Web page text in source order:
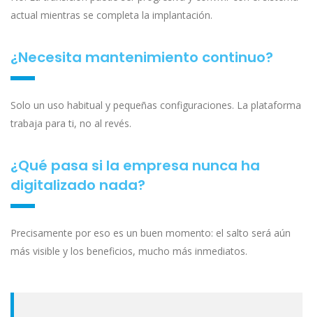
actual mientras se completa la implantación.
¿Necesita mantenimiento continuo?
Solo un uso habitual y pequeñas configuraciones. La plataforma
trabaja para ti, no al revés.
¿Qué pasa si la empresa nunca ha
digitalizado nada?
Precisamente por eso es un buen momento: el salto será aún
más visible y los beneficios, mucho más inmediatos.